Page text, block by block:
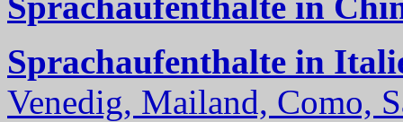
Sprachaufenthalte in
Venedig, Mailand, Como,